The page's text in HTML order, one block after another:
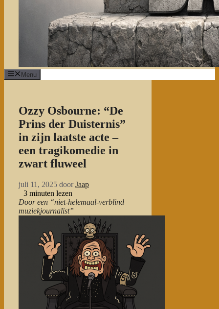
Menu
Ozzy Osbourne: “De
Prins der Duisternis”
in zijn laatste acte –
een tragikomedie in
zwart fluweel
juli 11, 2025 doorJaap
3 minuten lezen
Door een “niet-helemaal-verblind
muziekjournalist”